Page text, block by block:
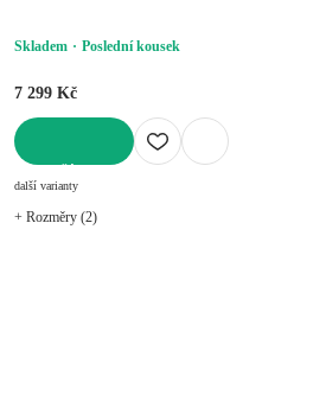
Skladem Poslední kousek
7 299 Kč
další varianty
+ Rozměry (2)